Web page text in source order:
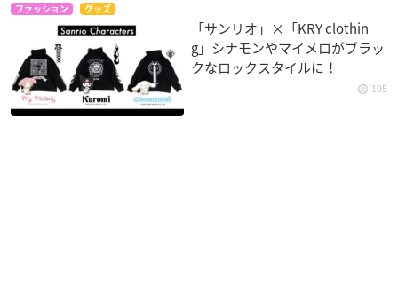
ファッション グッズ
「サンリオ」×「KRY clothin
g」シナモンやマイメロがブラッ
クなロックスタイルに！
105